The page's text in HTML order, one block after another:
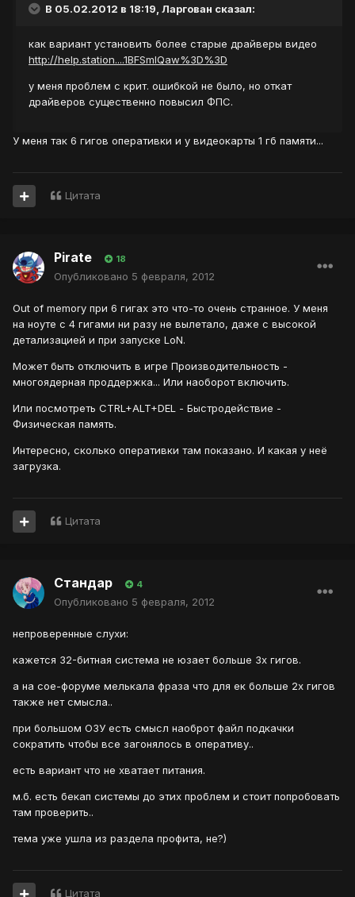
В 05.02.2012 в 18:19, Ларгован сказал:
как вариант установить более старые драйверы видео
http://help.station....1BFSmlQaw%3D%3D
у меня проблем с крит. ошибкой не было, но откат
драйверов существенно повысил ФПС.
У меня так 6 гигов оперативки и у видеокарты 1 гб памяти...
Цитата
Pirate 18
Опубликовано 5 февраля, 2012
Out of memory при 6 гигах это что-то очень странное. У меня
на ноуте с 4 гигами ни разу не вылетало, даже с высокой
детализацией и при запуске LoN.
Может быть отключить в игре Производительность -
многоядерная проддержка... Или наоборот включить.
Или посмотреть CTRL+ALT+DEL - Быстродействие -
Физическая память.
Интересно, сколько оперативки там показано. И какая у неё
загрузка.
Цитата
Стандар 4
Опубликовано 5 февраля, 2012
непроверенные слухи:
кажется 32-битная система не юзает больше 3х гигов.
а на сое-форуме мелькала фраза что для ек больше 2х гигов
также нет смысла..
при большом ОЗУ есть смысл наоброт файл подкачки
сократить чтобы все загонялось в оперативу..
есть вариант что не хватает питания.
м.б. есть бекап системы до этих проблем и стоит попробовать
там проверить..
тема уже ушла из раздела профита, не?)
Цитата